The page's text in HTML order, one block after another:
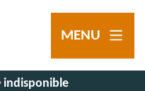
MENU
indisponible